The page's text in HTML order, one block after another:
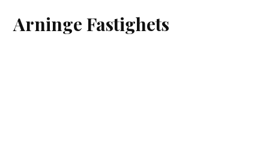
Arninge Fastighets